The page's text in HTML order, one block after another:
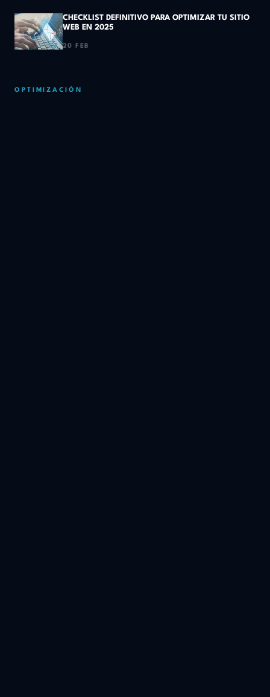
CHECKLIST DEFINITIVO PARA OPTIMIZAR TU SITIO
WEB EN 2025
20 FEB
OPTIMIZACIÓN